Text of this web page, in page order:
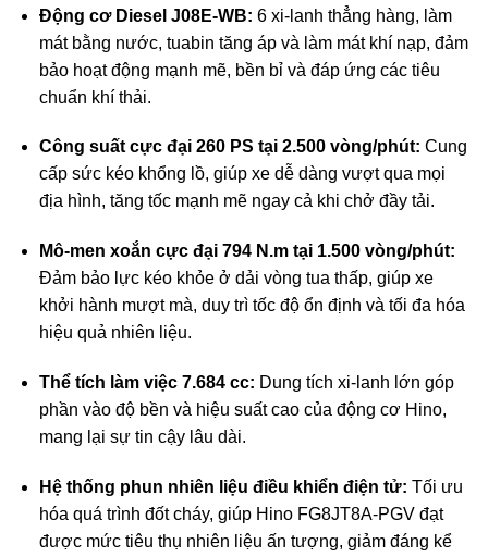
Động cơ Diesel J08E-WB: 6 xi-lanh thẳng hàng, làm
mát bằng nước, tuabin tăng áp và làm mát khí nạp, đảm
bảo hoạt động mạnh mẽ, bền bỉ và đáp ứng các tiêu
chuẩn khí thải.
Công suất cực đại 260 PS tại 2.500 vòng/phút: Cung
cấp sức kéo khổng lồ, giúp xe dễ dàng vượt qua mọi
địa hình, tăng tốc mạnh mẽ ngay cả khi chở đầy tải.
Mô-men xoắn cực đại 794 N.m tại 1.500 vòng/phút:
Đảm bảo lực kéo khỏe ở dải vòng tua thấp, giúp xe
khởi hành mượt mà, duy trì tốc độ ổn định và tối đa hóa
hiệu quả nhiên liệu.
Thể tích làm việc 7.684 cc: Dung tích xi-lanh lớn góp
phần vào độ bền và hiệu suất cao của động cơ Hino,
mang lại sự tin cậy lâu dài.
Hệ thống phun nhiên liệu điều khiển điện tử: Tối ưu
hóa quá trình đốt cháy, giúp Hino FG8JT8A-PGV đạt
được mức tiêu thụ nhiên liệu ấn tượng, giảm đáng kể